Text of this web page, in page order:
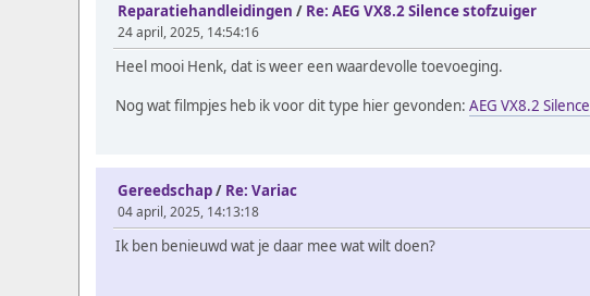
Reparatiehandleidingen / Re: AEG VX8.2 Silence stofzuiger
24 april, 2025, 14:54:16
Heel mooi Henk, dat is weer een waardevolle toevoeging.
Nog wat filmpjes heb ik voor dit type hier gevonden: AEG VX8.2 Silence
Gereedschap/ Re: Variac
04 april, 2025, 14:13:18
Ik ben benieuwd wat je daar mee wat wilt doen?